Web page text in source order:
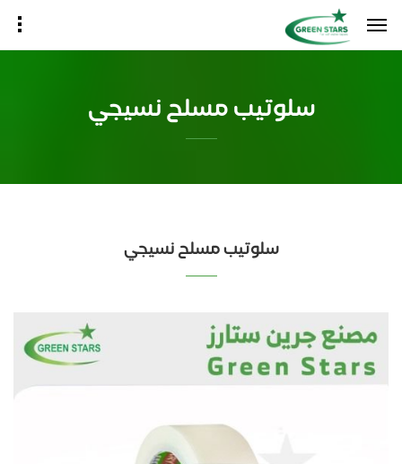
سلوتيب مسلح نسيجي
سلوتيب مسلح نسيجي